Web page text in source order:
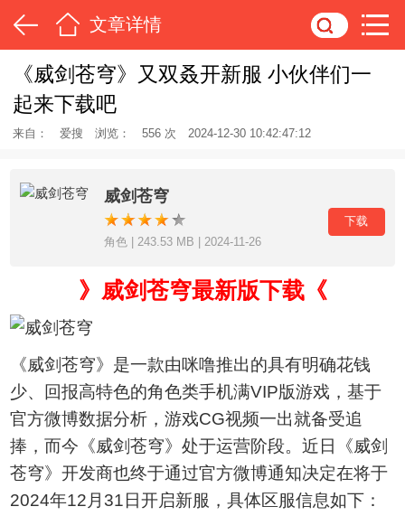
文章详情
《威剑苍穹》又双叒开新服 小伙伴们一
起来下载吧
来自： 爱搜 浏览： 556 次 2024-12-30 10:42:47:12
威剑苍穹
角色 | 243.53 MB | 2024-11-26
下载
》威剑苍穹最新版下载《
《威剑苍穹》是一款由咪噜推出的具有明确花钱
少、回报高特色的角色类手机满VIP版游戏，基于
官方微博数据分析，游戏CG视频一出就备受追
捧，而今《威剑苍穹》处于运营阶段。近日《威剑
苍穹》开发商也终于通过官方微博通知决定在将于
2024年12月31日开启新服，具体区服信息如下：